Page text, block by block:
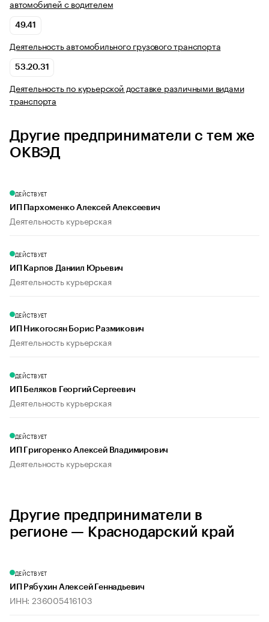
автомобилей с водителем
49.41
Деятельность автомобильного грузового транспорта
53.20.31
Деятельность по курьерской доставке различными видами
транспорта
Другие предприниматели с тем же
ОКВЭД
ДЕЙСТВУЕТ
ИП Пархоменко Алексей Алексеевич
Деятельность курьерская
ДЕЙСТВУЕТ
ИП Карпов Даниил Юрьевич
Деятельность курьерская
ДЕЙСТВУЕТ
ИП Никогосян Борис Размикович
Деятельность курьерская
ДЕЙСТВУЕТ
ИП Беляков Георгий Сергеевич
Деятельность курьерская
ДЕЙСТВУЕТ
ИП Григоренко Алексей Владимирович
Деятельность курьерская
Другие предприниматели в
регионе — Краснодарский край
ДЕЙСТВУЕТ
ИП Рябухин Алексей Геннадьевич
ИНН: 236005416103